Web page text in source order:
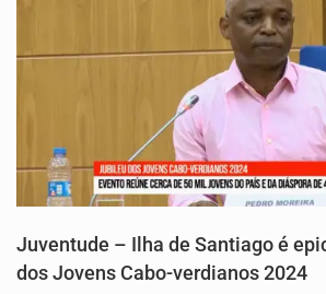
Juventude – Ilha de Santiago é
dos Jovens Cabo-verdianos 2024